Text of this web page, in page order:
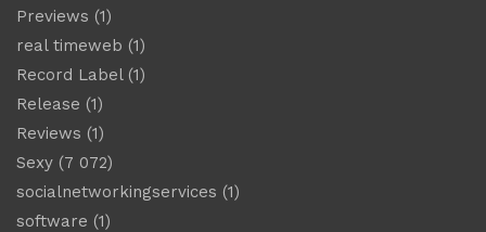
Previews (1)
real timeweb (1)
Record Label(1)
Release (1)
Reviews (1)
Sexy (7 072)
socialnetworkingservices (1)
software (1)